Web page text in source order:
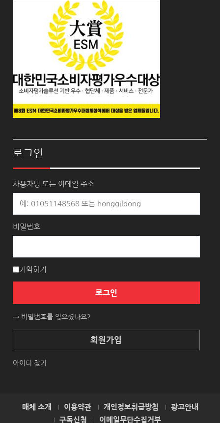
로그인
사용자명 또는 이메일 주소
비밀번호
기억하기
로그인
→ 비밀번호를 잊으셨나요?
회원가입
아이디 찾기
매체 소개 이용약관 개인정보취급방침
광고안내
구독신청
이메일무단수집거부